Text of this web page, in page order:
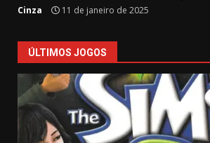
Cinza 11 de janeiro de 2025
ÚLTIMOS JOGOS